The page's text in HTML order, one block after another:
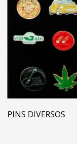
PINS DIVERSOS